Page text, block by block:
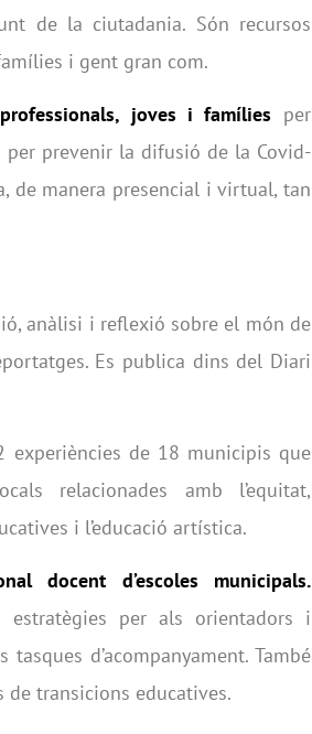
de la ciutadania. Són recursos
i gent gran com.
joves i famílies per
per prevenir la difusió de la Covid-
de manera presencial i virtual, tan
anàlisi i reflexió sobre el món de
Es publica dins del Diari
experiències de 18 municipis que
relacionades amb l’equitat,
i l’educació artística.
docent d’escoles municipals.
per als orientadors i
d’acompanyament. També
transicions educatives.